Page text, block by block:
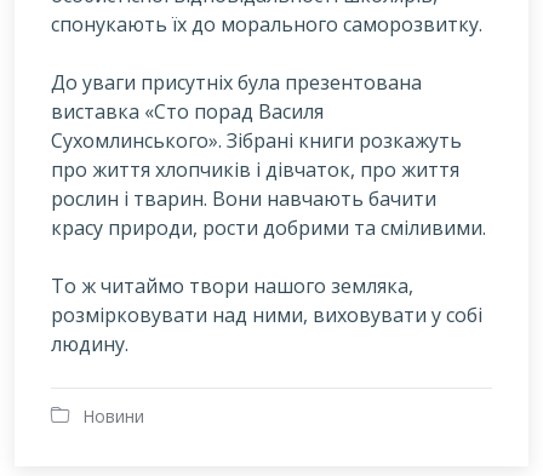
спонукають їх до морального саморозвитку.
До уваги присутніх була презентована
виставка «Сто порад Василя
Сухомлинського». Зібрані книги розкажуть
про життя хлопчиків і дівчаток, про життя
рослин і тварин. Вони навчають бачити
красу природи, рости добрими та сміливими.
То ж читаймо твори нашого земляка,
розмірковувати над ними, виховувати у собі
людину.
Новини